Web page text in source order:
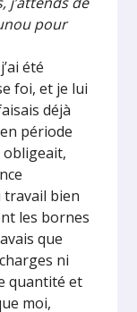
pour
été
foi, et je lui
déjà
période
obligeait,
bien
les bornes
que
ni
quantité et
moi,